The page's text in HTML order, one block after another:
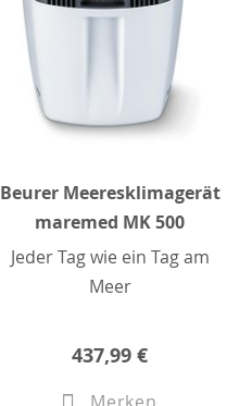
Beurer Meeresklimagerät
maremed MK 500
Jeder Tag wie ein Tag am
Meer
437,99 €